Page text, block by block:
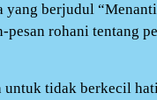
berjudul
pesan rohani tentang
tidak berkecil